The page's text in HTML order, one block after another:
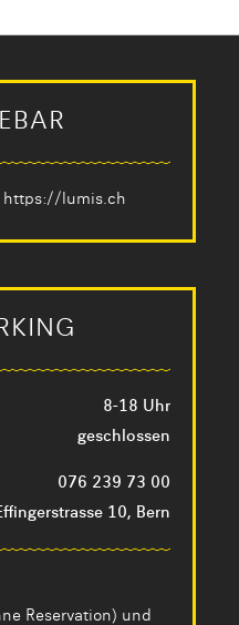
8-18 Uhr
geschlossen
076 239 73 00
10, Bern
Reservation) und
https://lumis.ch